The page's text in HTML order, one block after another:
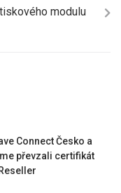
modulu
Connect Česko a
převzali certifikát